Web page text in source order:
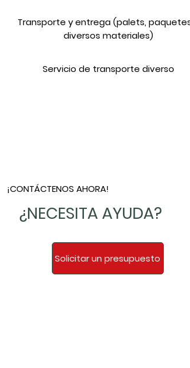
Transporte y entrega (palets,
diversos materiales)
Servicio de transporte diverso
¡CONTÁCTENOS AHORA!
¿NECESITA AYUDA?
Solicitar un presupuesto